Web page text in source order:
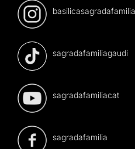
basilicasagradafamilia
sagradafamiliagaudi
sagradafamiliacat
sagradafamilia